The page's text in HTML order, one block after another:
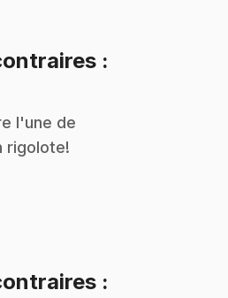
:
l'une de
rigolote!
: